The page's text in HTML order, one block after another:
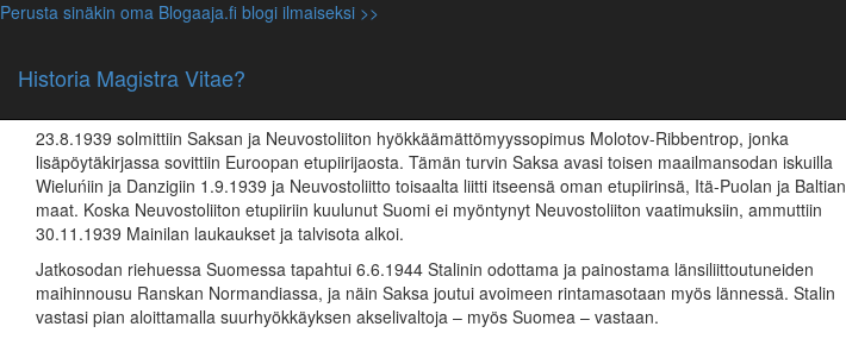
Perusta sinäkin oma Blogaaja.fi blogi ilmaiseksi >>
Historia Magistra Vitae?
Yleinen
Miten Suomi selviytyi vuosina 1939-1945?
23.8.1939 solmittiin Saksan ja Neuvostoliiton hyökkäämättömyyssopimus Molotov-Ribbentrop, jonka
lisäpöytäkirjassa sovittiin Euroopan etupiirijaosta. Tämän turvin Saksa avasi toisen maailmansodan iskuilla
Wieluńiin ja Danzigiin 1.9.1939 ja Neuvostoliitto toisaalta liitti itseensä oman etupiirinsä, Itä-Puolan ja Baltian
maat. Koska Neuvostoliiton etupiiriin kuulunut Suomi ei myöntynyt Neuvostoliiton vaatimuksiin, ammuttiin
30.11.1939 Mainilan laukaukset ja talvisota alkoi.
Jatkosodan riehuessa Suomessa tapahtui 6.6.1944 Stalinin odottama ja painostama länsiliittoutuneiden
maihinnousu Ranskan Normandiassa, ja näin Saksa joutui avoimeen rintamasotaan myös lännessä. Stalin
vastasi pian aloittamalla suurhyökkäyksen akselivaltoja – myös Suomea – vastaan.